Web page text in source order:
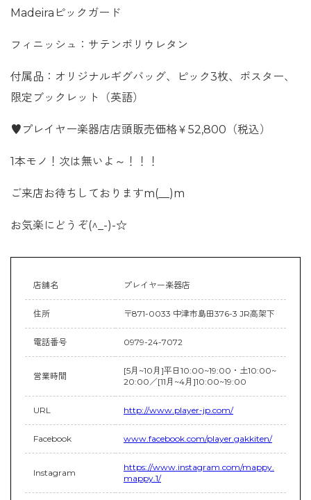
Madeiraピックガード
フィニッシュ：サテンポリウレタン
付属品：オリジナルギグバッグ、ピック3枚、ポスター、
限定ブックレット（英語）
♥プレイヤー楽器店店頭販売価格￥52,800（税込）
1本モノ！次は無いよ～！！！
ご来店お待ちしておりますm(__)m
お気楽にどうぞ(^_-)-☆
店舗名 プレイヤー楽器店
住所 〒871-0033 中津市島田376-3 JR高架下
電話番号 0979-24-7072
営業時間
[5月~10月]平日10:00~19:00・土10:00~
20:00／[11月~4月]10:00~19:00
URL http://www.player-jp.com/
Facebook www.facebook.com/player.gakkiten/
Instagram
https://www.instagram.com/mappy.
mappy.1/